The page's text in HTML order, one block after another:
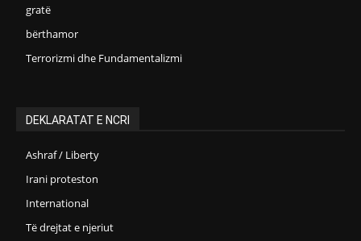
gratë
bërthamor
Terrorizmi dhe Fundamentalizmi
DEKLARATAT E NCRI
Ashraf / Liberty
Irani proteston
International
Të drejtat e njeriut